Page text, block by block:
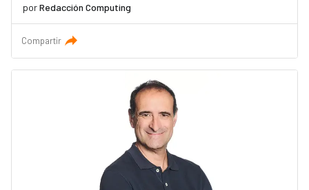
porRedacción Computing
Compartir